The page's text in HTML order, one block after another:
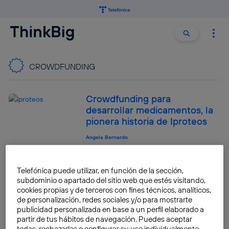
Buscar
CROWDFUNDING
Crowdfunding para
desarrollar medicamentos, la
pionera historia de Iproteos
Angela Bernardo
vida de 4.000 personas en
Etiopía
Angela Bernardo
Telefónica puede utilizar, en función de la sección,
subdominio o apartado del sitio web que estés visitando,
cookies propias y de terceros con fines técnicos, analíticos,
de personalización, redes sociales y/o para mostrarte
publicidad personalizada en base a un perfil elaborado a
partir de tus hábitos de navegación. Puedes aceptar